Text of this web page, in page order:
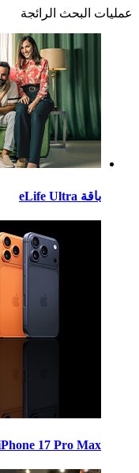
الرائجة
iPhone 17 Pro